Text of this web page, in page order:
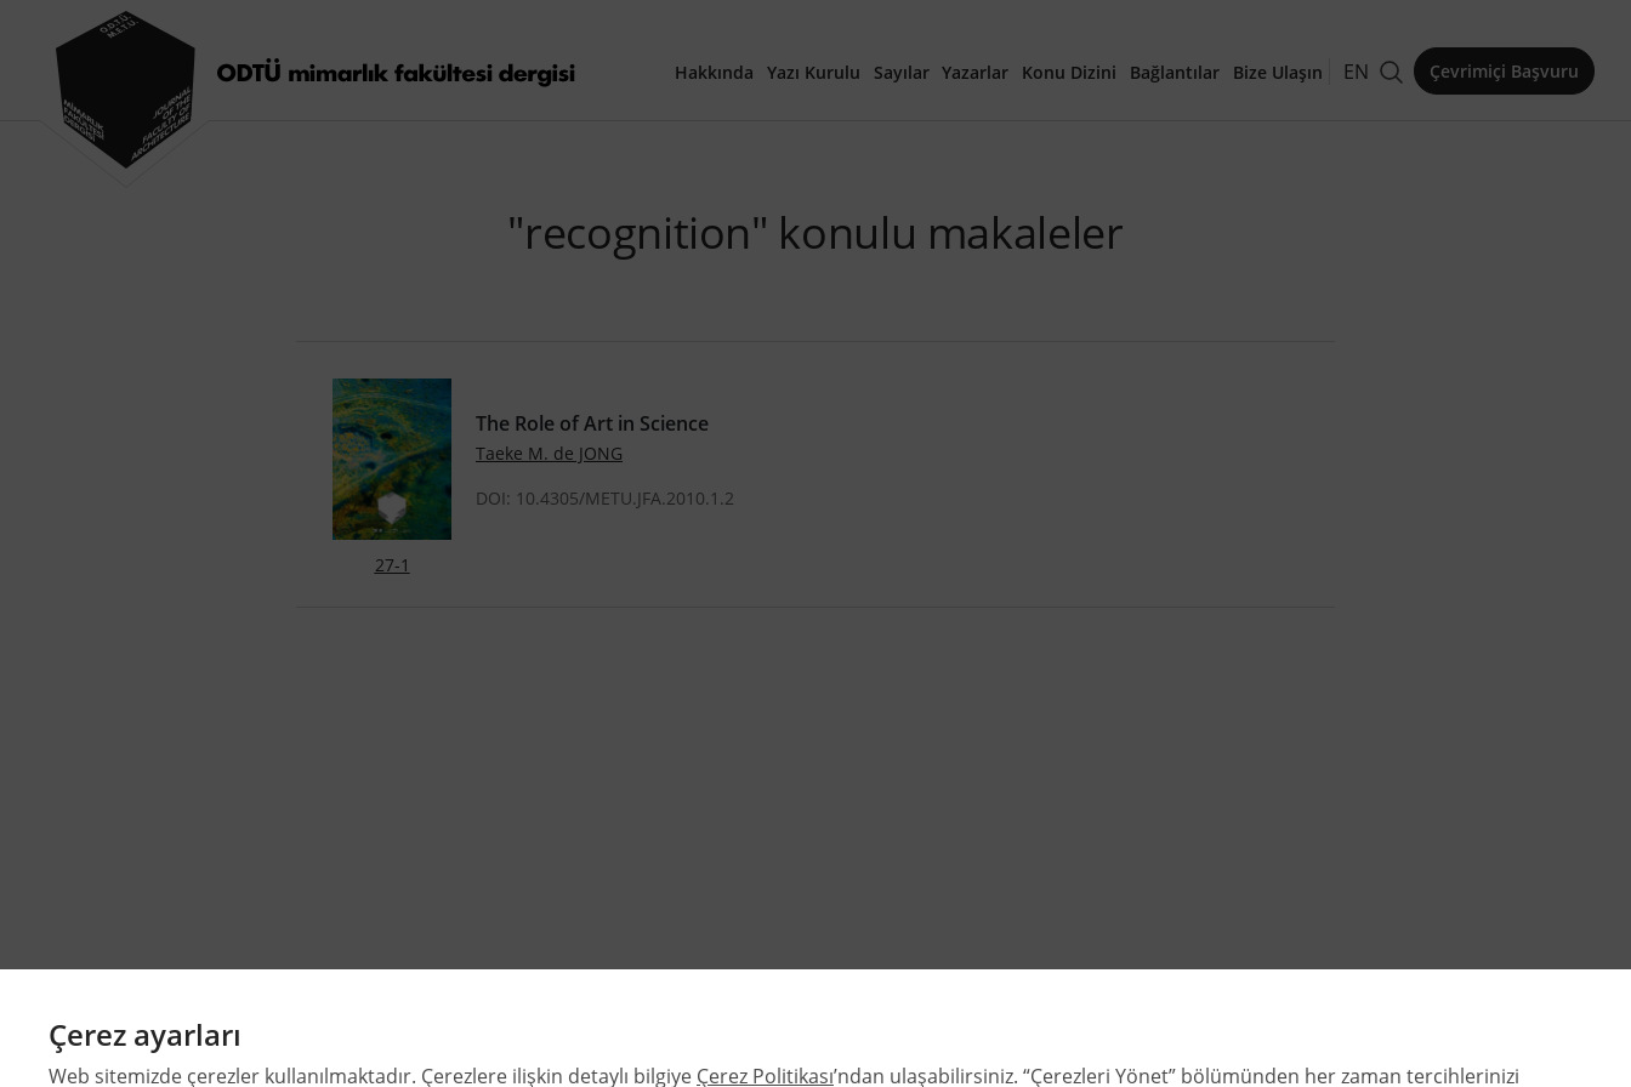
Hakkında Yazı Kurulu Sayılar
Güncel Sayı
Yazarlar Konu Dizini Bağlantılar Bize Ulaşın EN Çevrimiçi Başvuru
"recognition" konulu makaleler
27-1
The Role of Art in Science
Taeke M. de JONG
DOI: 10.4305/METU.JFA.2010.1.2
Çerez ayarları
Web sitemizde çerezler kullanılmaktadır. Çerezlere ilişkin detaylı bilgiye Çerez Politikası’ndan ulaşabilirsiniz. “Çerezleri Yönet” bölümünden her zaman tercihlerinizi